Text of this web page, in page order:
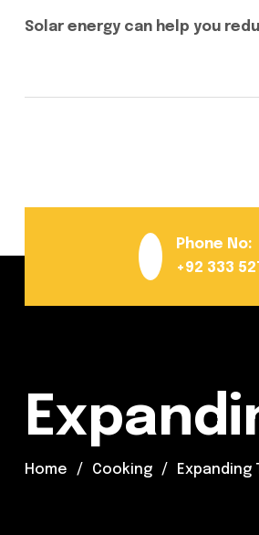
Solar energy can help you
Phone No:
+92 333
Home Cooking Expanding